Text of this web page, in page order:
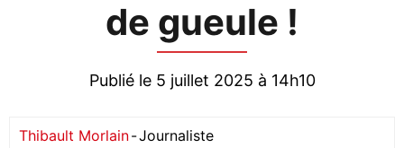
de gueule !
Publié le 5 juillet 2025 à 14h10
Thibault Morlain-Journaliste